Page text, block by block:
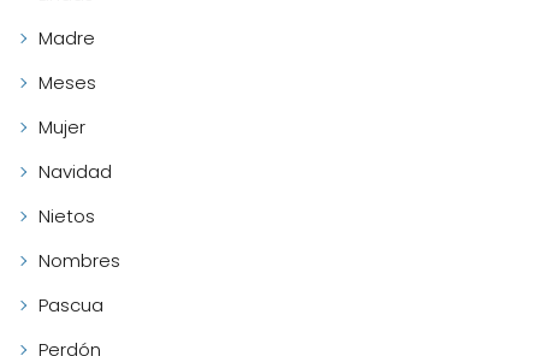
Madre
Meses
Mujer
Navidad
Nietos
Nombres
Pascua
Perdón